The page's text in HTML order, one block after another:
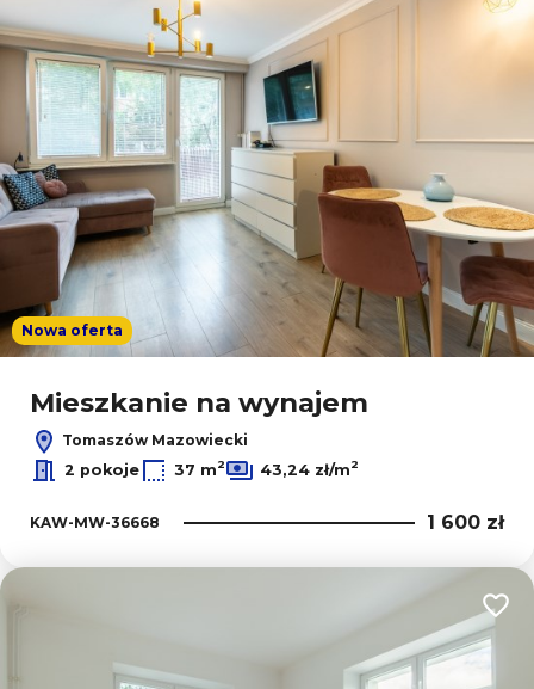
Nowa oferta
Mieszkanie na wynajem
Tomaszów Mazowiecki
2 pokoje
37 m2 43,24 zł/m2
KAW-MW-36668 1 600 zł